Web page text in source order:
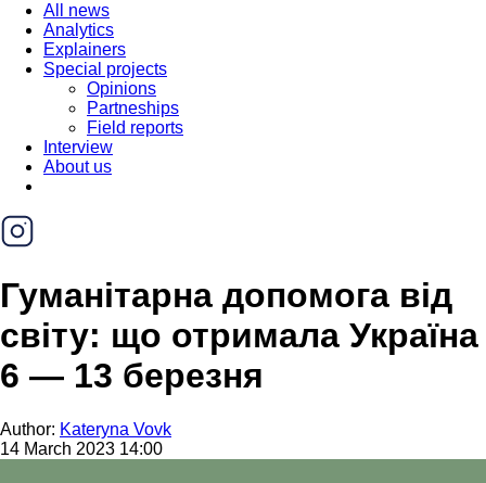
All news
Analytics
Explainers
Special projects
Opinions
Partneships
Field reports
Interview
About us
Гуманітарна допомога від
світу: що отримала Україна
6 — 13 березня
Author: Kateryna Vovk
14 March 2023 14:00